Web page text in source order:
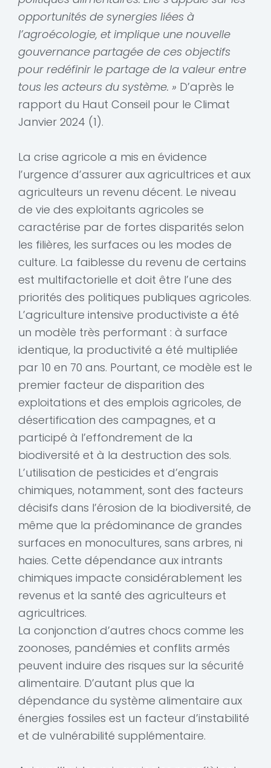
opportunités de synergies liées à
l’agroécologie, et implique une nouvelle
gouvernance partagée de ces objectifs
pour redéfinir le partage de la valeur entre
tous les acteurs du système. » D’après le
rapport du Haut Conseil pour le Climat
Janvier 2024 (1).
La crise agricole a mis en évidence
l’urgence d’assurer aux agricultrices et aux
agriculteurs un revenu décent. Le niveau
de vie des exploitants agricoles se
caractérise par de fortes disparités selon
les filières, les surfaces ou les modes de
culture. La faiblesse du revenu de certains
est multifactorielle et doit être l’une des
priorités des politiques publiques agricoles.
L’agriculture intensive productiviste a été
un modèle très performant : à surface
identique, la productivité a été multipliée
par 10 en 70 ans. Pourtant, ce modèle est le
premier facteur de disparition des
exploitations et des emplois agricoles, de
désertification des campagnes, et a
participé à l’effondrement de la
biodiversité et à la destruction des sols.
L’utilisation de pesticides et d’engrais
chimiques, notamment, sont des facteurs
décisifs dans l’érosion de la biodiversité, de
même que la prédominance de grandes
surfaces en monocultures, sans arbres, ni
haies. Cette dépendance aux intrants
chimiques impacte considérablement les
revenus et la santé des agriculteurs et
agricultrices.
La conjonction d’autres chocs comme les
zoonoses, pandémies et conflits armés
peuvent induire des risques sur la sécurité
alimentaire. D’autant plus que la
dépendance du système alimentaire aux
énergies fossiles est un facteur d’instabilité
et de vulnérabilité supplémentaire.